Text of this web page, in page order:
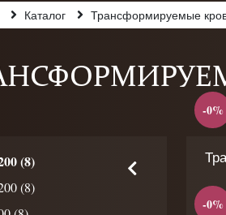
Каталог Трансформируемые
(8)
(8)
-0%
-0%